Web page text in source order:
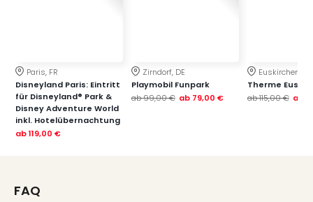
Paris, FR
Disneyland Paris: Eintritt
für Disneyland® Park &
Disney Adventure World
inkl. Hotelübernachtung
ab119,00 €
Zirndorf, DE
Playmobil Funpark
ab99,00 € ab 79,00 €
Euskirchen, DE
Therme
ab115,00 € ab
FAQ